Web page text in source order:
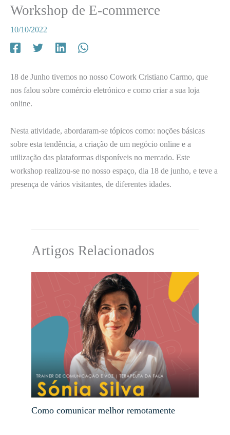
Workshop de E-commerce
10/10/2022
18 de Junho tivemos no nosso Cowork Cristiano Carmo, que
nos falou sobre comércio eletrónico e como criar a sua loja
online.
Nesta atividade, abordaram-se tópicos como: noções básicas
sobre esta tendência, a criação de um negócio online e a
utilização das plataformas disponíveis no mercado. Este
workshop realizou-se no nosso espaço, dia 18 de junho, e teve a
presença de vários visitantes, de diferentes idades.
Artigos Relacionados
Como comunicar melhor remotamente